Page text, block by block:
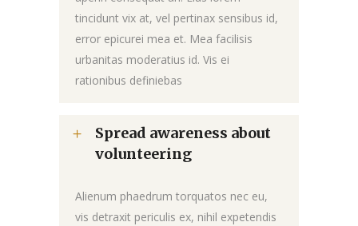
tincidunt vix at, vel pertinax sensibus id,
error epicurei mea et. Mea facilisis
urbanitas moderatius id. Vis ei
rationibus definiebas
Spread awareness about
volunteering
Alienum phaedrum torquatos nec eu,
vis detraxit periculis ex, nihil expetendis